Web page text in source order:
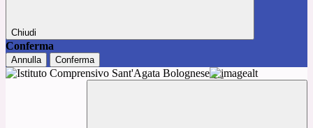
Chiudi
Conferma
Annulla Conferma